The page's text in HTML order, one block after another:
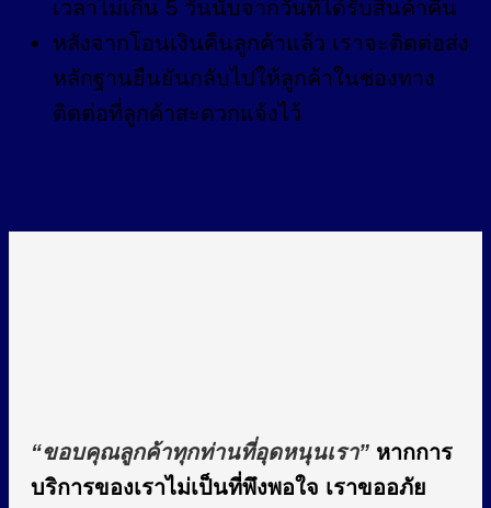
เวลาไม่เกิน 5 วันนับจากวันที่ได้รับสินค้าคืน
หลังจากโอนเงินคืนลูกค้าแล้ว เราจะติดต่อส่ง
หลักฐานยืนยันกลับไปให้ลูกค้าในช่องทาง
ติดต่อที่ลูกค้าสะดวกแจ้งไว้
“ขอบคุณลูกค้าทุกท่านที่อุดหนุนเรา” หากการ
บริการของเราไม่เป็นที่พึงพอใจ เราขออภัย